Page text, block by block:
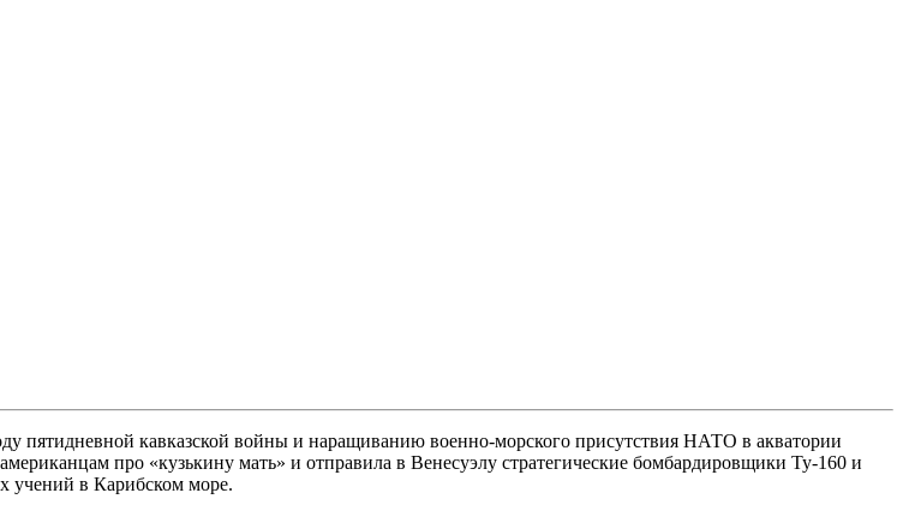
пятидневной кавказской войны и наращиванию военно-морского присутствия НАТО в акватории
про «кузькину мать» и отправила в Венесуэлу стратегические бомбардировщики Ту-160 и
учений в Карибском море.